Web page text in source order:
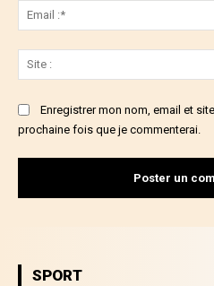
Enregistrer mon nom, email et
prochaine fois que je commenterai.
SPORT